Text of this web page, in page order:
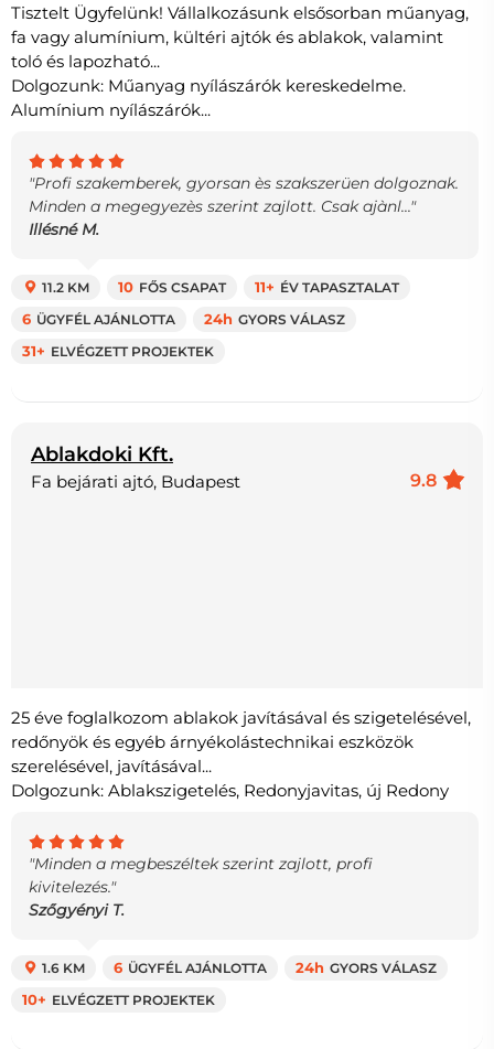
Tisztelt Ügyfelünk! Vállalkozásunk elsősorban műanyag,
fa vagy alumínium, kültéri ajtók és ablakok, valamint
toló és lapozható...
Dolgozunk: Műanyag nyílászárók kereskedelme.
Alumínium nyílászárók...
"Profi szakemberek, gyorsan ès szakszerüen dolgoznak.
Minden a megegyezès szerint zajlott. Csak ajànl..."
Illésné M.
11.2 KM 10 FŐS CSAPAT 11+ ÉV TAPASZTALAT
6 ÜGYFÉL AJÁNLOTTA 24h GYORS VÁLASZ
31+ ELVÉGZETT PROJEKTEK
Ablakdoki Kft.
9.8
Fa bejárati ajtó, Budapest
25 éve foglalkozom ablakok javításával és szigetelésével,
redőnyök és egyéb árnyékolástechnikai eszközök
szerelésével, javításával...
Dolgozunk: Ablakszigetelés, Redonyjavitas, új Redony
"Minden a megbeszéltek szerint zajlott, profi
kivitelezés."
Szőgyényi T.
1.6 KM 6 ÜGYFÉL AJÁNLOTTA 24h GYORS VÁLASZ
10+ ELVÉGZETT PROJEKTEK